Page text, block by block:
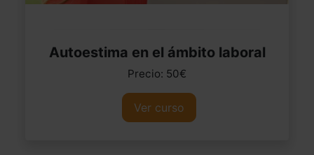
Autoestima en el ámbito laboral
Precio: 50€
Ver curso